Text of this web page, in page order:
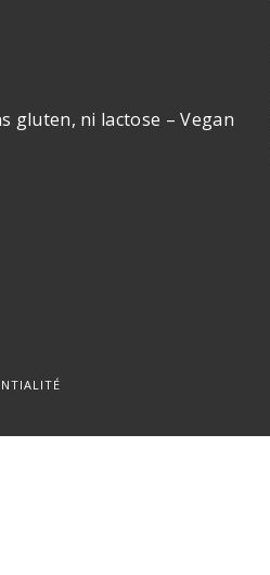
gluten, ni lactose – Vegan